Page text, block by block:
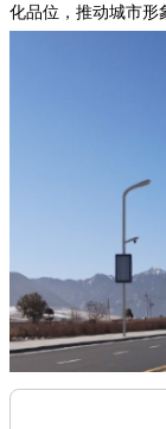
化品位，推动城市形